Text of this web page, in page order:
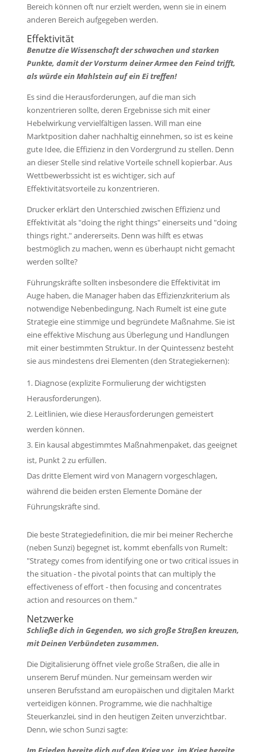
Bereich können oft nur erzielt werden, wenn sie in einem
anderen Bereich aufgegeben werden.
Effektivität
Benutze die Wissenschaft der schwachen und starken
Punkte, damit der Vorsturm deiner Armee den Feind trifft,
als würde ein Mahlstein auf ein Ei treffen!
Es sind die Herausforderungen, auf die man sich
konzentrieren sollte, deren Ergebnisse sich mit einer
Hebelwirkung vervielfältigen lassen. Will man eine
Marktposition daher nachhaltig einnehmen, so ist es keine
gute Idee, die Effizienz in den Vordergrund zu stellen. Denn
an dieser Stelle sind relative Vorteile schnell kopierbar. Aus
Wettbewerbssicht ist es wichtiger, sich auf
Effektivitätsvorteile zu konzentrieren.
Drucker erklärt den Unterschied zwischen Effizienz und
Effektivität als "doing the right things" einerseits und "doing
things right." andererseits. Denn was hilft es etwas
bestmöglich zu machen, wenn es überhaupt nicht gemacht
werden sollte?
Führungskräfte sollten insbesondere die Effektivität im
Auge haben, die Manager haben das Effizienzkriterium als
notwendige Nebenbedingung. Nach Rumelt ist eine gute
Strategie eine stimmige und begründete Maßnahme. Sie ist
eine effektive Mischung aus Überlegung und Handlungen
mit einer bestimmten Struktur. In der Quintessenz besteht
sie aus mindestens drei Elementen (den Strategiekernen):
Diagnose (explizite Formulierung der wichtigsten
Herausforderungen).
Leitlinien, wie diese Herausforderungen gemeistert
werden können.
Ein kausal abgestimmtes Maßnahmenpaket, das geeignet
ist, Punkt 2 zu erfüllen.
Das dritte Element wird von Managern vorgeschlagen,
während die beiden ersten Elemente Domäne der
Führungskräfte sind.
Die beste Strategiedefinition, die mir bei meiner Recherche
(neben Sunzi) begegnet ist, kommt ebenfalls von Rumelt:
"Strategy comes from identifying one or two critical issues in
the situation - the pivotal points that can multiply the
effectiveness of effort - then focusing and concentrates
action and resources on them."
Netzwerke
Schließe dich in Gegenden, wo sich große Straßen kreuzen,
mit Deinen Verbündeten zusammen.
Die Digitalisierung öffnet viele große Straßen, die alle in
unserem Beruf münden. Nur gemeinsam werden wir
unseren Berufsstand am europäischen und digitalen Markt
verteidigen können. Programme, wie die nachhaltige
Steuerkanzlei, sind in den heutigen Zeiten unverzichtbar.
Denn, wie schon Sunzi sagte: